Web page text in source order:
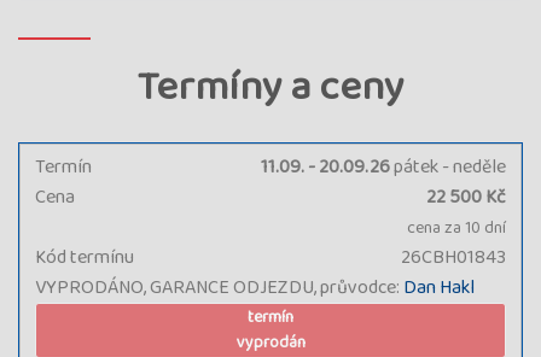
Termíny a ceny
Termín 11.09. - 20.09.26pátek - neděle
VYPRODÁNO, GARANCE ODJEZDU, průvodce: Dan Hakl
Kód termínu 26CBH01843
Cena 22 500 Kč
cena za 10 dní
termín
vyprodán